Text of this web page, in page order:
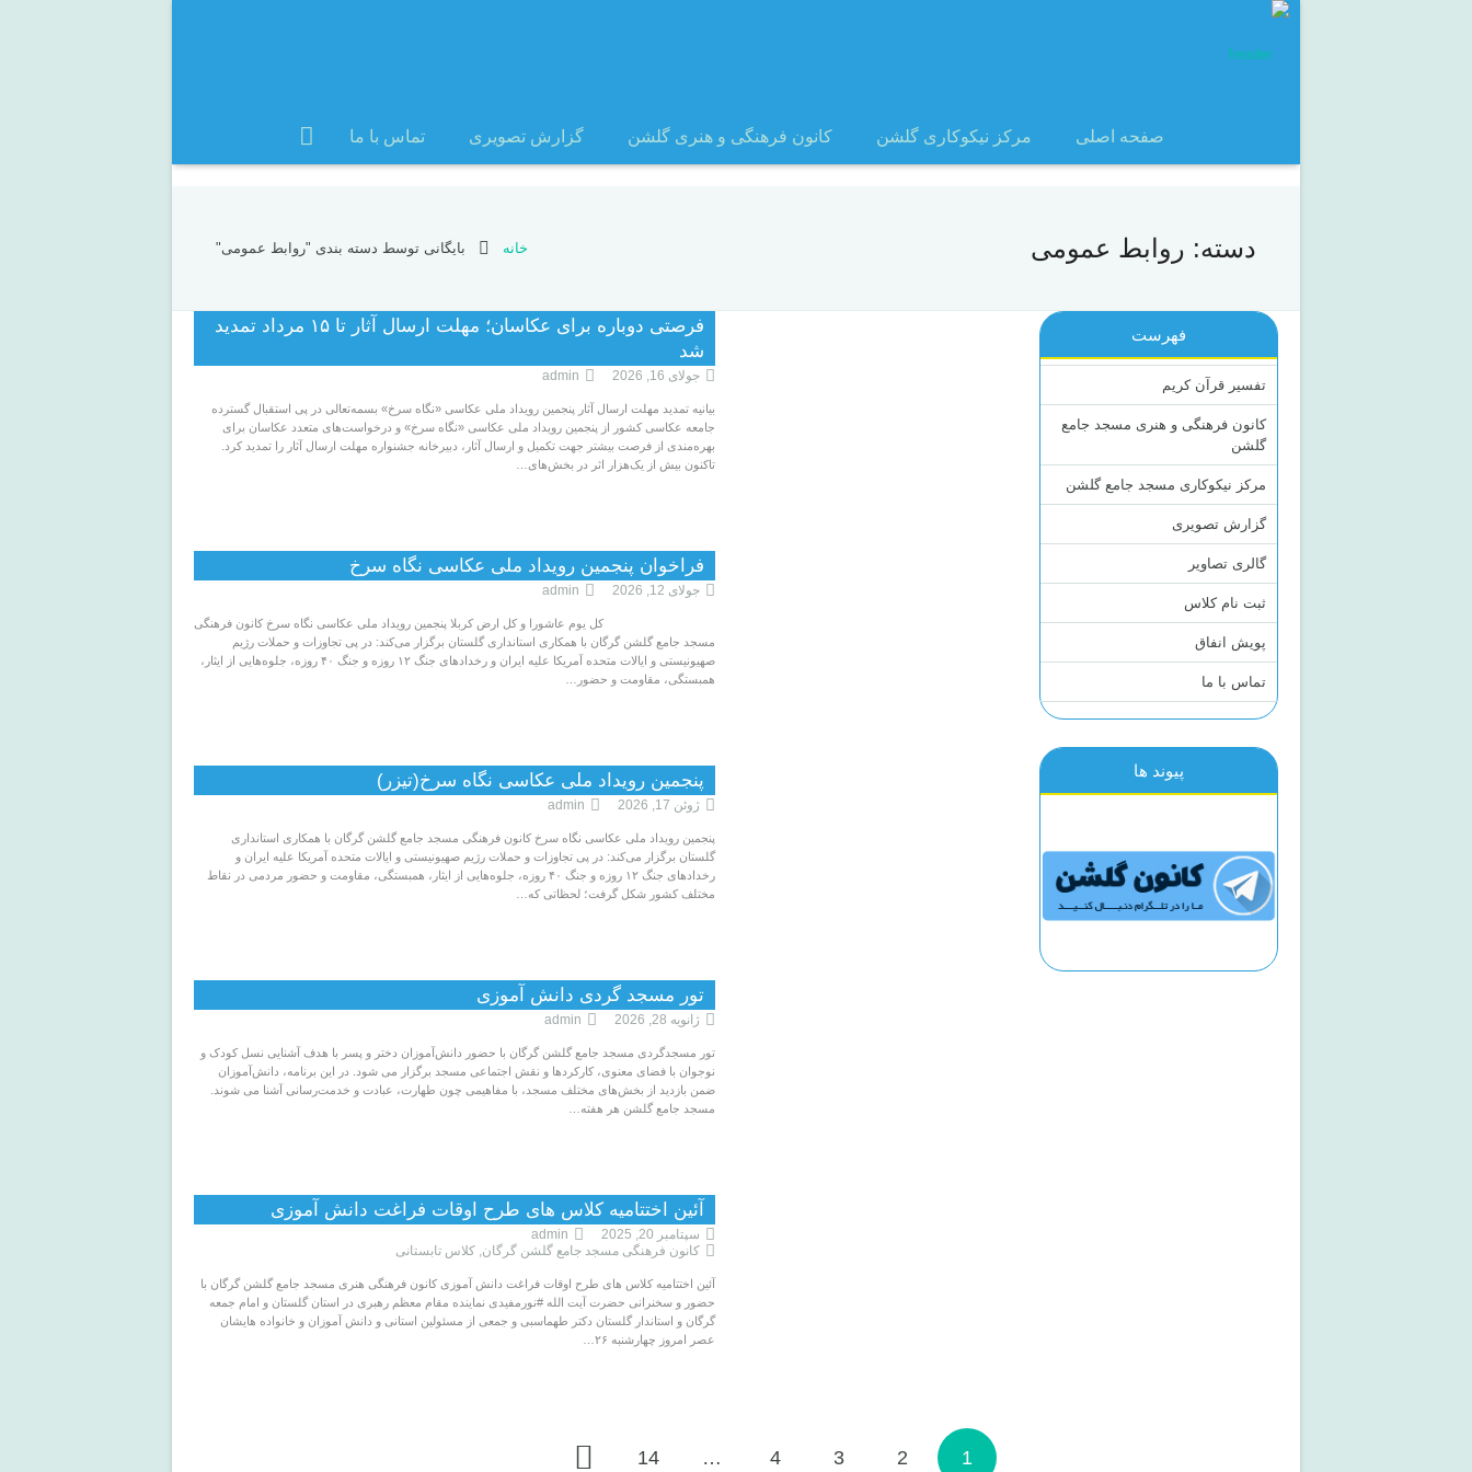
صفحه اصلی مرکز نیکوکاری گلشن کانون فرهنگی و هنری گلشن گزارش تصویری تماس با ما
دسته: روابط عمومی خانه بایگانی توسط دسته بندی "روابط عمومی"
فرصتی دوباره برای عکاسان؛ مهلت ارسال آثار تا ۱۵ مرداد تمدید
شد
جولای 16, 2026 admin
بیانیه تمدید مهلت ارسال آثار پنجمین رویداد ملی عکاسی «نگاه سرخ» بسمه‌تعالی در پی استقبال گسترده
جامعه عکاسی کشور از پنجمین رویداد ملی عکاسی «نگاه سرخ» و درخواست‌های متعدد عکاسان برای
بهره‌مندی از فرصت بیشتر جهت تکمیل و ارسال آثار، دبیرخانه جشنواره مهلت ارسال آثار را تمدید کرد.
تاکنون بیش از یک‌هزار اثر در بخش‌های…
فراخوان پنجمین رویداد ملی عکاسی نگاه سرخ
جولای 12, 2026 admin
کل یوم عاشورا و کل ارض کربلا پنجمین رویداد ملی عکاسی نگاه سرخ کانون فرهنگی
مسجد جامع گلشن گرگان با همکاری استانداری گلستان برگزار می‌کند: در پی تجاوزات و حملات رژیم
صهیونیستی و ایالات متحده آمریکا علیه ایران و رخدادهای جنگ ۱۲ روزه و جنگ ۴۰ روزه، جلوه‌هایی از ایثار،
همبستگی، مقاومت و حضور…
پنجمین رویداد ملی عکاسی نگاه سرخ(تیزر)
ژوئن 17, 2026 admin
پنجمین رویداد ملی عکاسی نگاه سرخ کانون فرهنگی مسجد جامع گلشن گرگان با همکاری استانداری
گلستان برگزار می‌کند: در پی تجاوزات و حملات رژیم صهیونیستی و ایالات متحده آمریکا علیه ایران و
رخدادهای جنگ ۱۲ روزه و جنگ ۴۰ روزه، جلوه‌هایی از ایثار، همبستگی، مقاومت و حضور مردمی در نقاط
مختلف کشور شکل گرفت؛ لحظاتی که…
تور مسجد گردی دانش آموزی
ژانویه 28, 2026 admin
تور مسجدگردی مسجد جامع گلشن گرگان با حضور دانش‌آموزان دختر و پسر با هدف آشنایی نسل کودک و
نوجوان با فضای معنوی، کارکردها و نقش اجتماعی مسجد برگزار می شود. در این برنامه، دانش‌آموزان
ضمن بازدید از بخش‌های مختلف مسجد، با مفاهیمی چون طهارت، عبادت و خدمت‌رسانی آشنا می شوند.
مسجد جامع گلشن هر هفته…
آئین اختتامیه کلاس های طرح اوقات فراغت دانش آموزی
سپتامبر 20, 2025
admin
کانون فرهنگی مسجد جامع گلشن گرگان, کلاس تابستانی
آئین اختتامیه کلاس های طرح اوقات فراغت دانش آموزی کانون فرهنگی هنری مسجد جامع گلشن گرگان با
حضور و سخنرانی حضرت آیت الله #نورمفیدی نماینده مقام معظم رهبری در استان گلستان و امام جمعه
گرگان و استاندار گلستان دکتر طهماسبی و جمعی از مسئولین استانی و دانش آموزان و خانواده هایشان
عصر امروز چهارشنبه ۲۶…
1
2
3
4
…
14
فهرست
تفسیر قرآن کریم
کانون فرهنگی و هنری مسجد جامع
گلشن
مرکز نیکوکاری مسجد جامع گلشن
گزارش تصویری
گالری تصاویر
ثبت نام کلاس
پویش انفاق
تماس با ما
پیوند ها